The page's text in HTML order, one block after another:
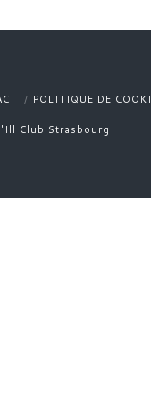
POLITIQUE DE
Club Strasbourg